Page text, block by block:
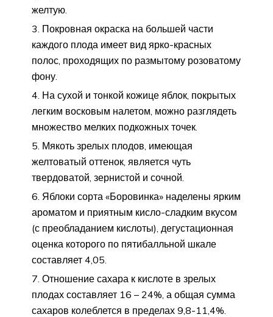
желтую.
Покровная окраска на большей части
каждого плода имеет вид ярко-красных
полос, проходящих по размытому розоватому
фону.
На сухой и тонкой кожице яблок, покрытых
легким восковым налетом, можно разглядеть
множество мелких подкожных точек.
Мякоть зрелых плодов, имеющая
желтоватый оттенок, является чуть
твердоватой, зернистой и сочной.
Яблоки сорта «Боровинка» наделены ярким
ароматом и приятным кисло-сладким вкусом
(с преобладанием кислоты), дегустационная
оценка которого по пятибалльной шкале
составляет 4,05.
Отношение сахара к кислоте в зрелых
плодах составляет 16 – 24%, а общая сумма
сахаров колеблется в пределах 9,8-11,4%.